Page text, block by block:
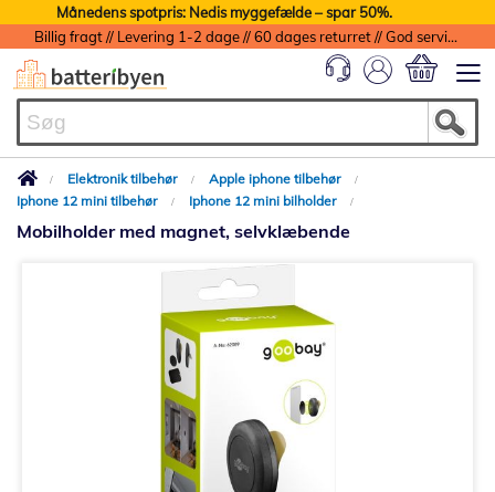
Månedens spotpris: Nedis myggefælde – spar 50%.
Billig fragt // Levering 1-2 dage // 60 dages returret // God service med garanti
Elektronik tilbehør
Apple iphone tilbehør
Iphone 12 mini tilbehør
Iphone 12 mini bilholder
Mobilholder med magnet, selvklæbende